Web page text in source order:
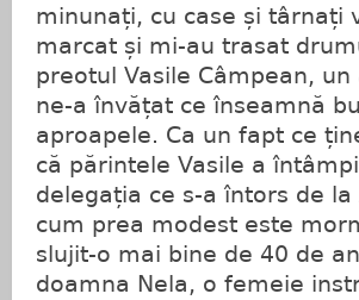
minunați, cu case și târnați
marcat și mi-au trasat
preotul Vasile Câmpean,
ne-a învățat ce înseamnă
aproapele. Ca un fapt ce
că părintele Vasile a
delegația ce s-a întors de
cum prea modest este
slujit-o mai bine de 40 de
doamna Nela, o femeie